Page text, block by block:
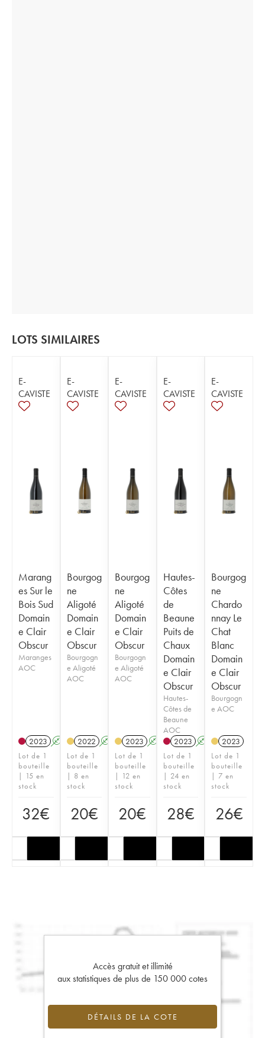
LOTS SIMILAIRES
E-
CAVISTE
Marang
es Sur le
Bois Sud
Domain
e Clair
Obscur
Maranges
AOC
2023 A K
Lot de 1
bouteille
| 15 en
stock
32€
E-
CAVISTE
Bourgog
ne
Aligoté
Domain
e Clair
Obscur
Bourgogn
e Aligoté
AOC
2022 A K
Lot de 1
bouteille
| 8 en
stock
20€
E-
CAVISTE
Bourgog
ne
Aligoté
Domain
e Clair
Obscur
Bourgogn
e Aligoté
AOC
2023 A K
Lot de 1
bouteille
| 12 en
stock
20€
E-
CAVISTE
Hautes-
Côtes
de
Beaune
Puits de
Chaux
Domain
e Clair
Obscur
Hautes-
Côtes de
Beaune
AOC
2023 A K
Lot de 1
bouteille
| 24 en
stock
28€
E-
CAVISTE
Bourgog
ne
Chardo
nnay Le
Chat
Blanc
Domain
e Clair
Obscur
Bourgogn
e AOC
2023
Lot de 1
bouteille
| 7 en
stock
26€
Accès gratuit et illimité
aux statistiques de plus de 150 000 cotes
DÉTAILS DE LA COTE